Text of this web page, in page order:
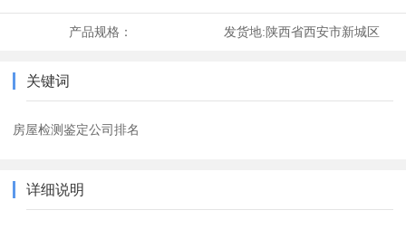
产品规格： 发货地:陕西省西安市新城区
关键词
房屋检测鉴定公司排名
详细说明